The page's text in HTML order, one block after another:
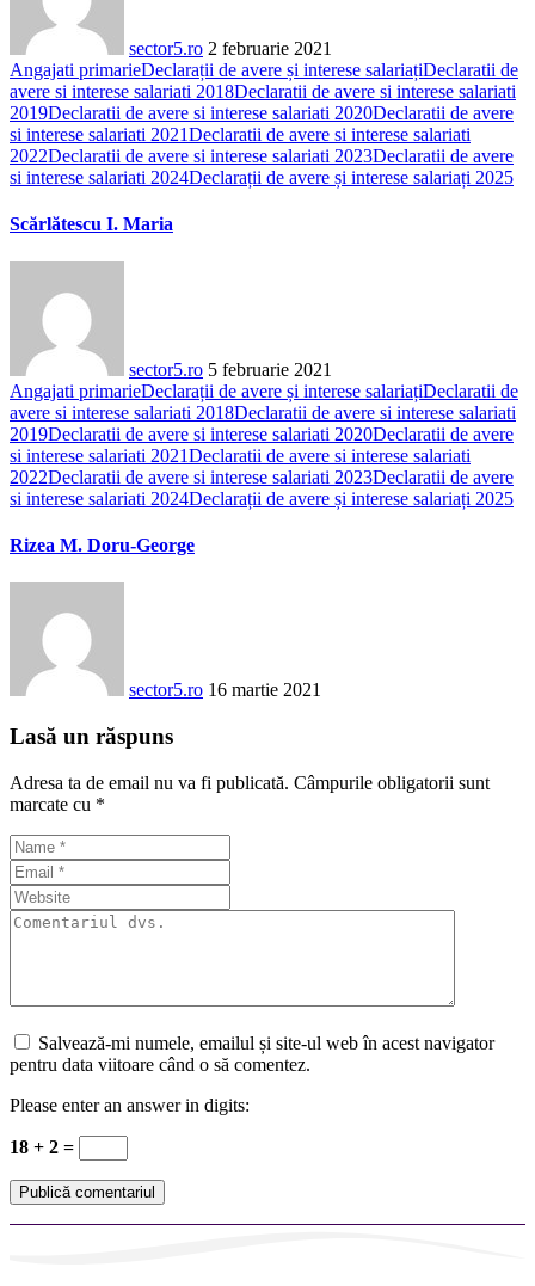
sector5.ro 2 februarie 2021
Angajati primarieDeclarații de avere și interese salariațiDeclaratii de
avere si interese salariati 2018Declaratii de avere si interese salariati
2019Declaratii de avere si interese salariati 2020Declaratii de avere
si interese salariati 2021Declaratii de avere si interese salariati
2022Declaratii de avere si interese salariati 2023Declaratii de avere
si interese salariati 2024Declarații de avere și interese salariați 2025
Scărlătescu I. Maria
sector5.ro 5 februarie 2021
Angajati primarieDeclarații de avere și interese salariațiDeclaratii de
avere si interese salariati 2018Declaratii de avere si interese salariati
2019Declaratii de avere si interese salariati 2020Declaratii de avere
si interese salariati 2021Declaratii de avere si interese salariati
2022Declaratii de avere si interese salariati 2023Declaratii de avere
si interese salariati 2024Declarații de avere și interese salariați 2025
Rizea M. Doru-George
sector5.ro 16 martie 2021
Lasă un răspuns
Adresa ta de email nu va fi publicată. Câmpurile obligatorii sunt
marcate cu *
Salvează-mi numele, emailul și site-ul web în acest navigator
pentru data viitoare când o să comentez.
Please enter an answer in digits:
18 + 2 =